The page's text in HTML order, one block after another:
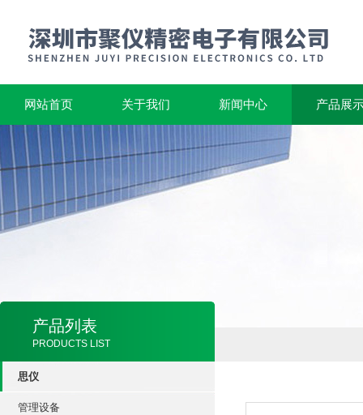
网站首页 关于我们 新闻中心 产品展
产品列表
PRODUCTS LIST
思仪
管理设备